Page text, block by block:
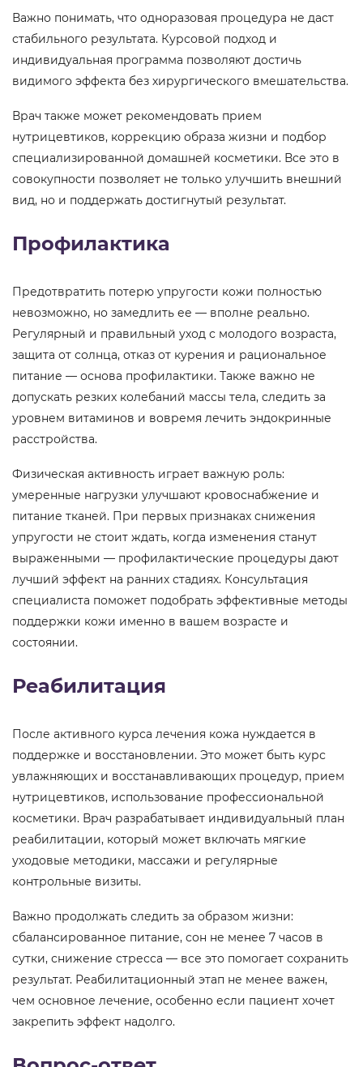
Важно понимать, что одноразовая процедура не даст
стабильного результата. Курсовой подход и
индивидуальная программа позволяют достичь
видимого эффекта без хирургического вмешательства.
Врач также может рекомендовать прием
нутрицевтиков, коррекцию образа жизни и подбор
специализированной домашней косметики. Все это в
совокупности позволяет не только улучшить внешний
вид, но и поддержать достигнутый результат.
Профилактика
Предотвратить потерю упругости кожи полностью
невозможно, но замедлить ее — вполне реально.
Регулярный и правильный уход с молодого возраста,
защита от солнца, отказ от курения и рациональное
питание — основа профилактики. Также важно не
допускать резких колебаний массы тела, следить за
уровнем витаминов и вовремя лечить эндокринные
расстройства.
Физическая активность играет важную роль:
умеренные нагрузки улучшают кровоснабжение и
питание тканей. При первых признаках снижения
упругости не стоит ждать, когда изменения станут
выраженными — профилактические процедуры дают
лучший эффект на ранних стадиях. Консультация
специалиста поможет подобрать эффективные методы
поддержки кожи именно в вашем возрасте и
состоянии.
Реабилитация
После активного курса лечения кожа нуждается в
поддержке и восстановлении. Это может быть курс
увлажняющих и восстанавливающих процедур, прием
нутрицевтиков, использование профессиональной
косметики. Врач разрабатывает индивидуальный план
реабилитации, который может включать мягкие
уходовые методики, массажи и регулярные
контрольные визиты.
Важно продолжать следить за образом жизни:
сбалансированное питание, сон не менее 7 часов в
сутки, снижение стресса — все это помогает сохранить
результат. Реабилитационный этап не менее важен,
чем основное лечение, особенно если пациент хочет
закрепить эффект надолго.